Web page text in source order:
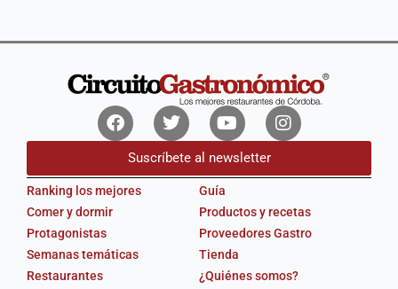
FacebookTwitterYoutubeInstagram
Suscríbete al newsletter
Ranking los mejores
Comer y dormir
Protagonistas
Semanas temáticas
Restaurantes
Guía
Productos y recetas
Proveedores Gastro
Tienda
¿Quiénes somos?